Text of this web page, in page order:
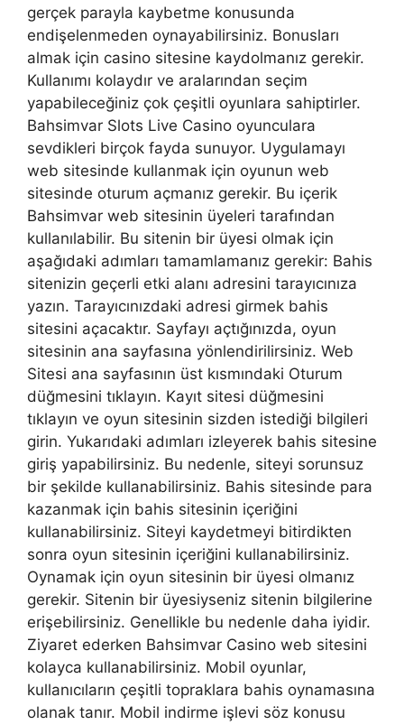
gerçek parayla kaybetme konusunda
endişelenmeden oynayabilirsiniz. Bonusları
almak için casino sitesine kaydolmanız gerekir.
Kullanımı kolaydır ve aralarından seçim
yapabileceğiniz çok çeşitli oyunlara sahiptirler.
Bahsimvar Slots Live Casino oyunculara
sevdikleri birçok fayda sunuyor. Uygulamayı
web sitesinde kullanmak için oyunun web
sitesinde oturum açmanız gerekir. Bu içerik
Bahsimvar web sitesinin üyeleri tarafından
kullanılabilir. Bu sitenin bir üyesi olmak için
aşağıdaki adımları tamamlamanız gerekir: Bahis
sitenizin geçerli etki alanı adresini tarayıcınıza
yazın. Tarayıcınızdaki adresi girmek bahis
sitesini açacaktır. Sayfayı açtığınızda, oyun
sitesinin ana sayfasına yönlendirilirsiniz. Web
Sitesi ana sayfasının üst kısmındaki Oturum
düğmesini tıklayın. Kayıt sitesi düğmesini
tıklayın ve oyun sitesinin sizden istediği bilgileri
girin. Yukarıdaki adımları izleyerek bahis sitesine
giriş yapabilirsiniz. Bu nedenle, siteyi sorunsuz
bir şekilde kullanabilirsiniz. Bahis sitesinde para
kazanmak için bahis sitesinin içeriğini
kullanabilirsiniz. Siteyi kaydetmeyi bitirdikten
sonra oyun sitesinin içeriğini kullanabilirsiniz.
Oynamak için oyun sitesinin bir üyesi olmanız
gerekir. Sitenin bir üyesiyseniz sitenin bilgilerine
erişebilirsiniz. Genellikle bu nedenle daha iyidir.
Ziyaret ederken Bahsimvar Casino web sitesini
kolayca kullanabilirsiniz. Mobil oyunlar,
kullanıcıların çeşitli topraklara bahis oynamasına
olanak tanır. Mobil indirme işlevi söz konusu